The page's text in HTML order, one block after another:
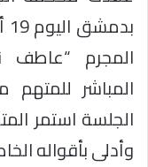
المجرم “عاطف
المباشر
الجلسة استمر
وأدلى بأقواله